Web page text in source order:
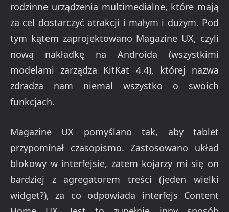
rodzinne urządzenia multimedialne, które mają
za cel dostarczyć atrakcji i małym i dużym. Pod
tym kątem zaprojektowano Magazine UX, czyli
nową nakładkę na Androida (wszystkimi
modelami zarządza KitKat 4.4), której nazwa
zdradza nam niemal wszystko o swoich
funkcjach.
Magazine UX pomyślano tak, aby tablet
przypominał czasopismo. Zastosowano układ
blokowy w interfejsie, zatem kojarzy mi się on
bardziej z agregatorem treści (jeden wielki
widget?), za co odpowiada interfejs Content